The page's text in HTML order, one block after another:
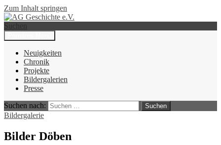
Zum Inhalt springen
AG Geschichte e.V.
Suchen
Neuigkeiten
Chronik
Projekte
Bildergalerien
Presse
Suchen nach:
Bildergalerie
Bilder Döben